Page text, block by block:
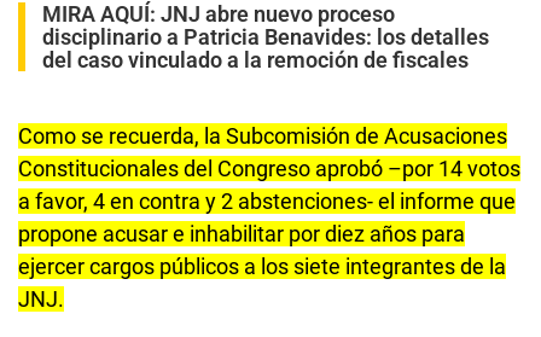
MIRA AQUÍ: JNJ abre nuevo proceso
disciplinario a Patricia Benavides: los detalles
del caso vinculado a la remoción de fiscales
Como se recuerda, la Subcomisión de Acusaciones
Constitucionales del Congreso aprobó –por 14 votos
a favor, 4 en contra y 2 abstenciones- el informe que
propone acusar e inhabilitar por diez años para
ejercer cargos públicos a los siete integrantes de la
JNJ.